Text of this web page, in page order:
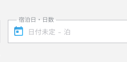
宿泊日・日数